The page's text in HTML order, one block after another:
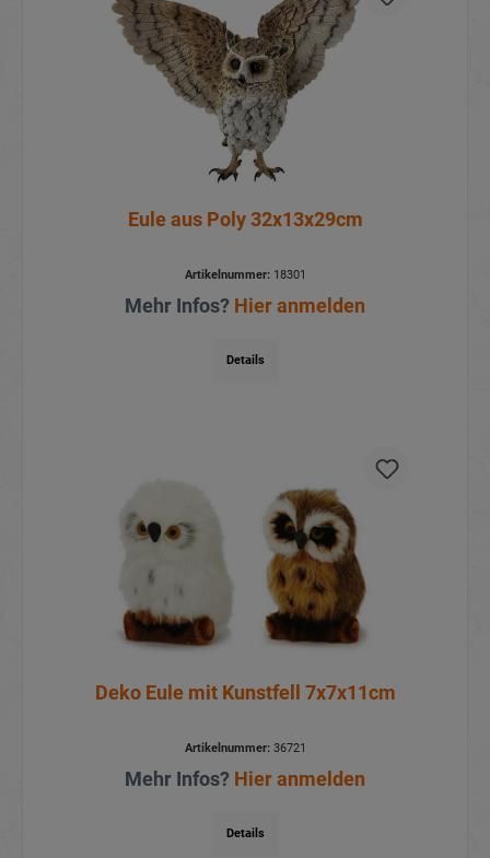
Eule aus Poly 32x13x29cm
Artikelnummer:18301
Mehr Infos? Hier anmelden
Details
Deko Eule mit Kunstfell 7x7x11cm
Artikelnummer:36721
Mehr Infos? Hier anmelden
Details